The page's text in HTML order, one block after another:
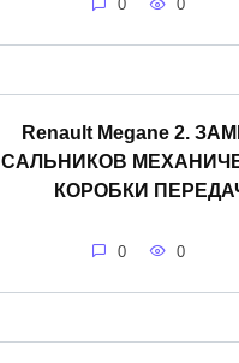
0 0
Renault Megane 2.
САЛЬНИКОВ
КОРОБКИ
0 0